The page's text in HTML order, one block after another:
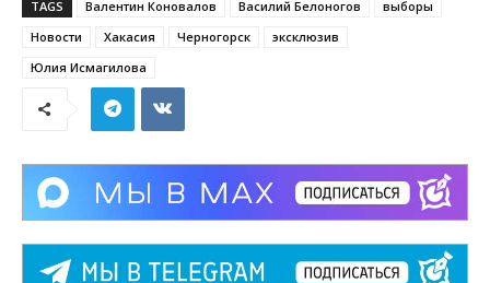
TAGS Валентин Коновалов Василий Белоногов
выборы
Новости
Хакасия Черногорск
эксклюзив
Юлия Исмагилова